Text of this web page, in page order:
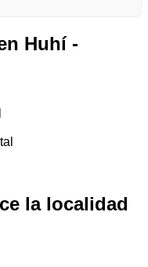
Huhí -
la localidad